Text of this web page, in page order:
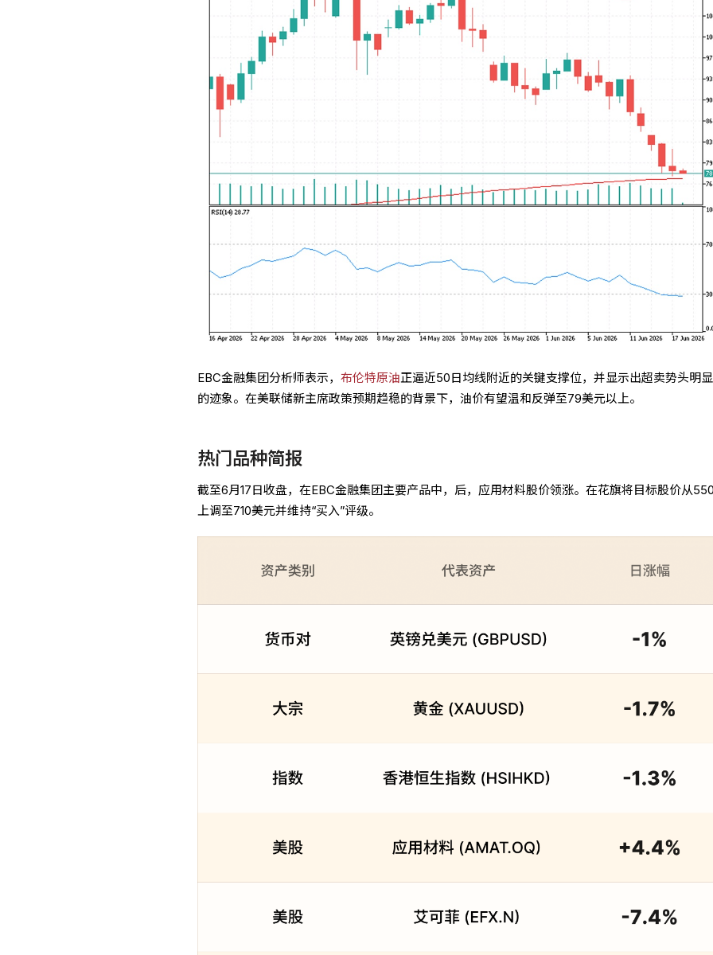
EBC金融集团分析师表示，布伦特原油正逼近50日均线附近的关键支撑位，并显示出超卖势头明
的迹象。在美联储新主席政策预期趋稳的背景下，油价有望温和反弹至79美元以上。
热门品种简报
截至6月17日收盘，在EBC金融集团主要产品中，后，应用材料股价领涨。在花旗将目标股价从
上调至710美元并维持“买入”评级。